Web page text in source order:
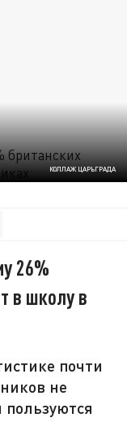
КОЛЛАЖ ЦАРЬГРАДА
26%
в школу в
почти
не